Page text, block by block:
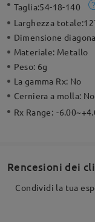
Taglia:54-18-140
Larghezza totale:
Dimensione
Materiale: Metallo
Peso: 6g
La gamma Rx: No
Cerniera a molla: No
Rx Range: -
Rencesioni dei
Condividi la tua